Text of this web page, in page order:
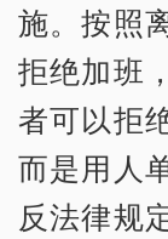
施。按照
拒绝加班
者可以拒
而是用人
反法律规